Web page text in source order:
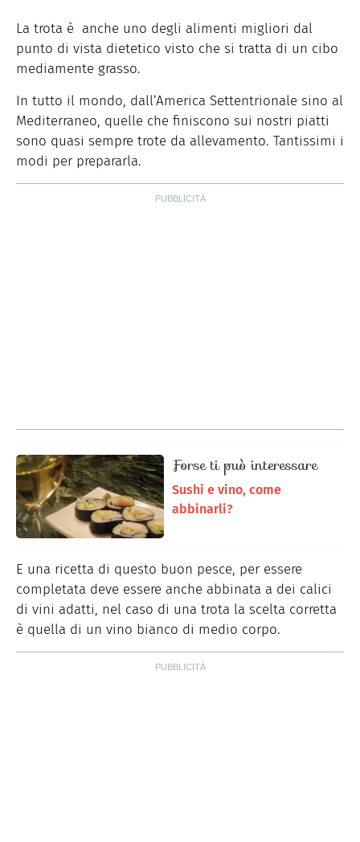
La trota è anche uno degli alimenti migliori dal
punto di vista dietetico visto che si tratta di un cibo
mediamente grasso.
In tutto il mondo, dall’America Settentrionale sino al
Mediterraneo, quelle che finiscono sui nostri piatti
sono quasi sempre trote da allevamento. Tantissimi i
modi per prepararla.
Forse ti può interessare
Sushi e vino, come
abbinarli?
E una ricetta di questo buon pesce, per essere
completata deve essere anche abbinata a dei calici
di vini adatti, nel caso di una trota la scelta corretta
è quella di un vino bianco di medio corpo.